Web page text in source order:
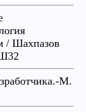
/ Шахпазов
М.